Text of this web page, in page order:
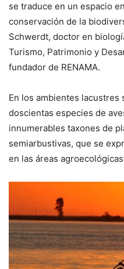
se traduce en un espacio
conservación de la
Schwerdt, doctor en
Turismo, Patrimonio y
fundador de RENAMA.
En los ambientes lacustres
doscientas especies de
innumerables taxones de
semiarbustivas, que se
en las áreas